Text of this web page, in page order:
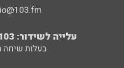
עלייה לשידור: 0552-103-103
בעלות שיחה